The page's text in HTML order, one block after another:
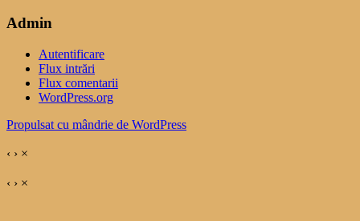
Admin
Autentificare
Flux intrări
Flux comentarii
WordPress.org
Propulsat cu mândrie de WordPress
‹ › ×
‹ › ×